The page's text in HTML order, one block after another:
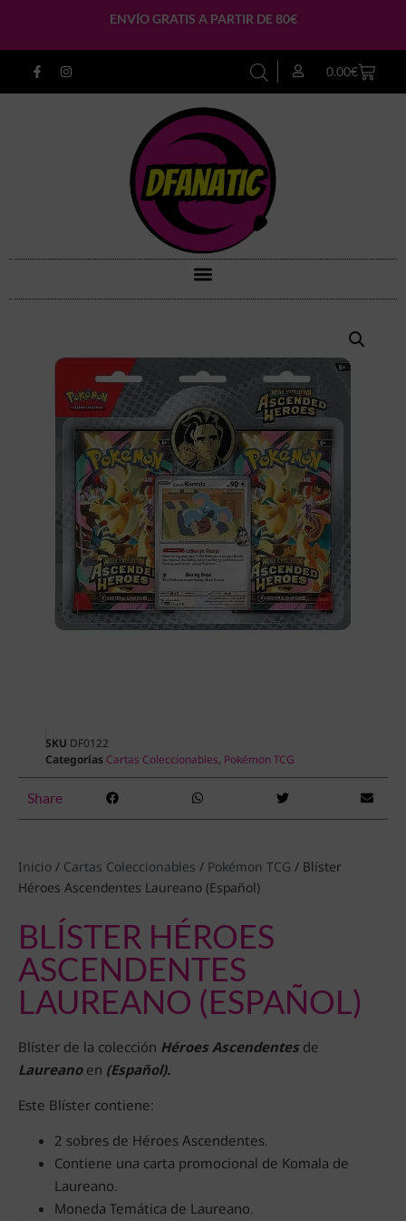
ENVÍO GRATIS A PARTIR DE 80€
0.00€
SKU DF0122
Categorías Cartas Coleccionables, Pokémon TCG
Share
Inicio / Cartas Coleccionables / Pokémon TCG / Blíster
Héroes Ascendentes Laureano (Español)
BLÍSTER HÉROES
ASCENDENTES
LAUREANO (ESPAÑOL)
Blíster de la colección Héroes Ascendentesde
Laureano en (Español).
Este Blíster contiene:
2 sobres de Héroes Ascendentes.
Contiene una carta promocional de Komala de
Laureano.
Moneda Temática de Laureano.